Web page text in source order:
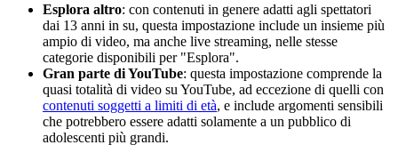
Esplora altro: con contenuti in genere adatti agli spettatori
dai 13 anni in su, questa impostazione include un insieme più
ampio di video, ma anche live streaming, nelle stesse
categorie disponibili per "Esplora".
Gran parte di YouTube: questa impostazione comprende la
quasi totalità di video su YouTube, ad eccezione di quelli con
contenuti soggetti a limiti di età, e include argomenti sensibili
che potrebbero essere adatti solamente a un pubblico di
adolescenti più grandi.